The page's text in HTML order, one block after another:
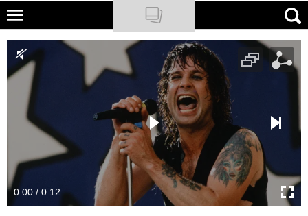
Skip
main
content
NATIONAL GEOGRAPHIC
TRAVELER
PODCASTY
Newsletter
Cuda Polski
0:00 / 0:12